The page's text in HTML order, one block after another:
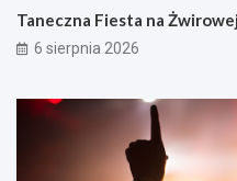
Taneczna Fiesta na
6 sierpnia 2026